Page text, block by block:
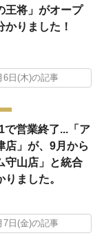
王将」がオープ
かりました！
6日(木)の記事
で営業終了...「ア
店」が、9月から
守山店」と統合
ました。
7日(金)の記事